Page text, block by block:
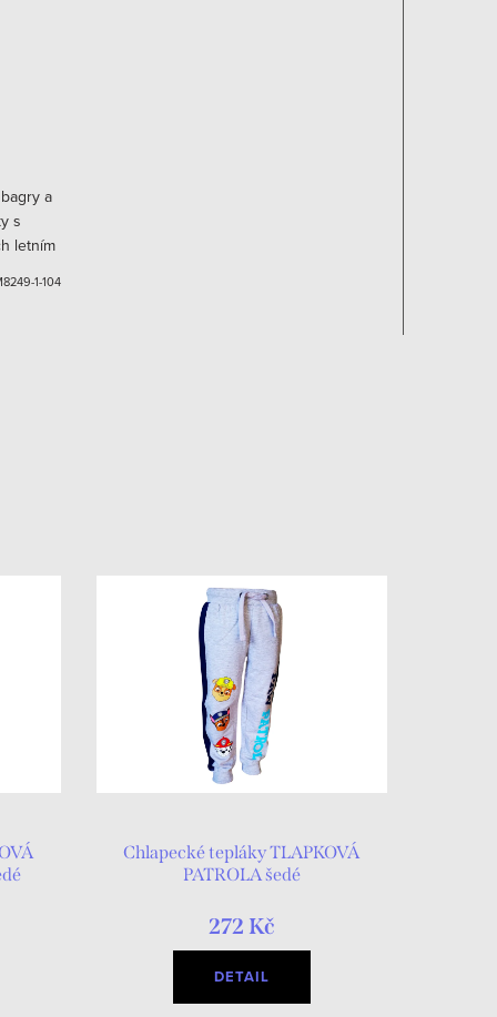
a
s
letním
1-104
Chlapecké tepláky TLAPKOVÁ
PATROLA šedé
272 Kč
DETAIL